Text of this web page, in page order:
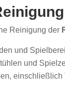
Reinigung der
und
und
einschließlich